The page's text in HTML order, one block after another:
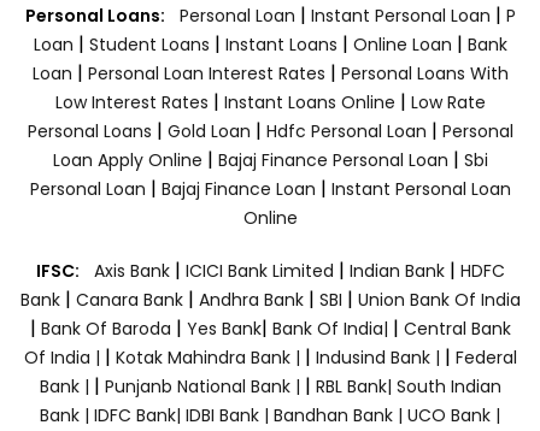
Personal Loans: Personal Loan | Instant Personal Loan | P
Loan | Student Loans | Instant Loans | Online Loan | Bank
Loan | Personal Loan Interest Rates | Personal Loans With
Low Interest Rates | Instant Loans Online | Low Rate
Personal Loans | Gold Loan | Hdfc Personal Loan | Personal
Loan Apply Online | Bajaj Finance Personal Loan | Sbi
Personal Loan | Bajaj Finance Loan | Instant Personal Loan
Online
IFSC: Axis Bank | ICICI Bank Limited | Indian Bank | HDFC
Bank| Canara Bank | Andhra Bank| SBI | Union Bank Of India
| Bank Of Baroda | Yes Bank| Bank Of India| | Central Bank
Of India | | Kotak Mahindra Bank | | Indusind Bank | | Federal
Bank | | Punjanb National Bank | | RBL Bank| South Indian
Bank | IDFC Bank| IDBI Bank | Bandhan Bank | UCO Bank |